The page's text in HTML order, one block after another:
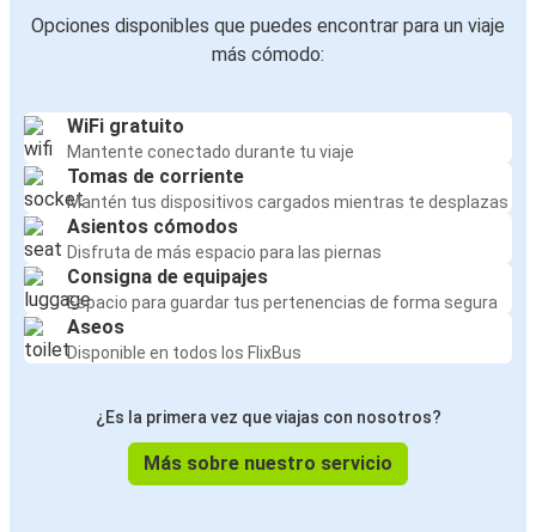
Opciones disponibles que puedes encontrar para un viaje
más cómodo:
WiFi gratuito
Mantente conectado durante tu viaje
Tomas de corriente
Mantén tus dispositivos cargados mientras te desplazas
Asientos cómodos
Disfruta de más espacio para las piernas
Consigna de equipajes
Espacio para guardar tus pertenencias de forma segura
Aseos
Disponible en todos los FlixBus
¿Es la primera vez que viajas con nosotros?
Más sobre nuestro servicio